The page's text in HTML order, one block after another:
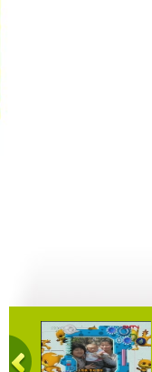
02:44